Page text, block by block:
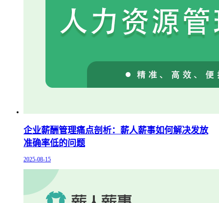
企业薪酬管理痛点剖析：薪人薪事如何解决发放
准确率低的问题
2025-08-15